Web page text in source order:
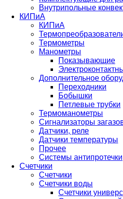
Внутрипольные
КИПиА
КИПиА
Термометры
Манометры
Показывающие
Дополнительное
Переходники
Бобышки
Петлевые трубки
Термоманометры
Сигнализаторы
Датчики, реле
Датчики температуры
Прочее
Системы антипротечки
Счетчики
Счетчики
Счетчики воды
Счетчики